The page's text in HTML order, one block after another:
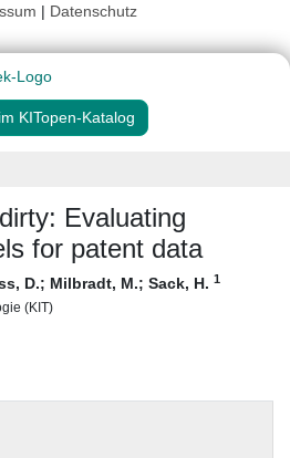
| Datenschutz
KITopen-Katalog
Evaluating
for patent data
D.; Milbradt, M.; Sack, H. 1
(KIT)